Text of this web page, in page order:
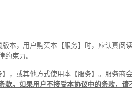
本，用户购买本【服务】时，应认真
约束力。
，或其他方式使用本【服务】。服务商
。如果用户不接受本协议中的条款，请